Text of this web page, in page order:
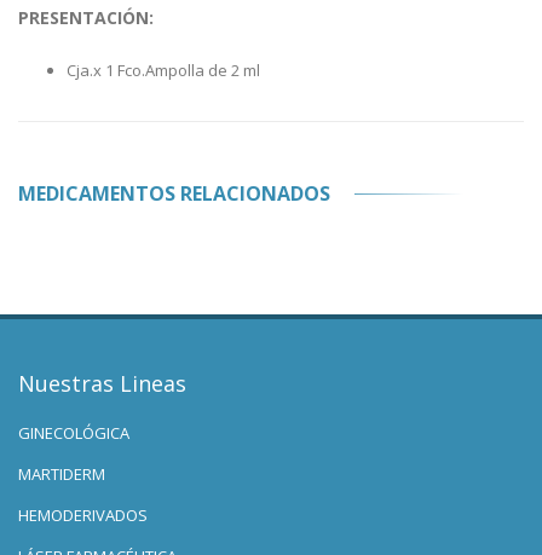
PRESENTACIÓN:
Cja.x 1 Fco.Ampolla de 2 ml
MEDICAMENTOS RELACIONADOS
Nuestras Lineas
GINECOLÓGICA
MARTIDERM
HEMODERIVADOS